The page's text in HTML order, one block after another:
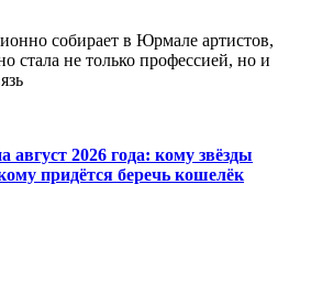
собирает в Юрмале артистов,
стала не только профессией, но и
август 2026 года: кому звёзды
придётся беречь кошелёк